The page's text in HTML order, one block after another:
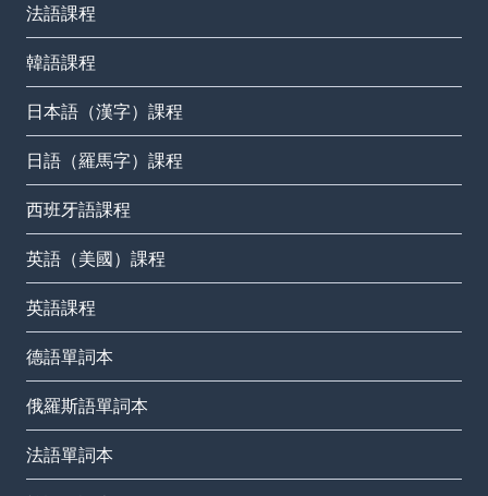
法語課程
韓語課程
日本語（漢字）課程
日語（羅馬字）課程
西班牙語課程
英語（美國）課程
英語課程
德語單詞本
俄羅斯語單詞本
法語單詞本